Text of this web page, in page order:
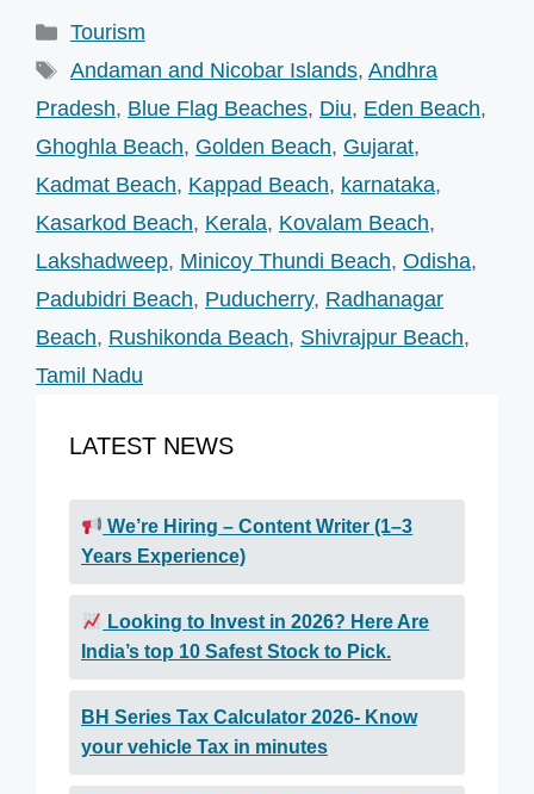
Categories
Tourism
Tags
Andaman and Nicobar Islands, Andhra
Pradesh, Blue Flag Beaches, Diu, Eden Beach,
Ghoghla Beach, Golden Beach, Gujarat,
Kadmat Beach, Kappad Beach, karnataka,
Kasarkod Beach, Kerala, Kovalam Beach,
Lakshadweep, Minicoy Thundi Beach, Odisha,
Padubidri Beach, Puducherry, Radhanagar
Beach, Rushikonda Beach, Shivrajpur Beach,
Tamil Nadu
LATEST NEWS
We’re Hiring – Content Writer (1–3
Years Experience)
Looking to Invest in 2026? Here Are
India’s top 10 Safest Stock to Pick.
BH Series Tax Calculator 2026- Know
your vehicle Tax in minutes